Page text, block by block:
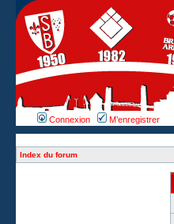
Connexion M’enregistrer
Index du forum